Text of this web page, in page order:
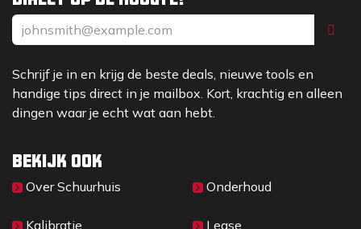
Schrijf je in en krijg de beste deals, nieuwe tools en
handige tips direct in je mailbox. Kort, krachtig en alleen
dingen waar je echt wat aan hebt.
Bekijk ook
Over Sc​huurhuis
Kalibratie
Onderhoud
Lease